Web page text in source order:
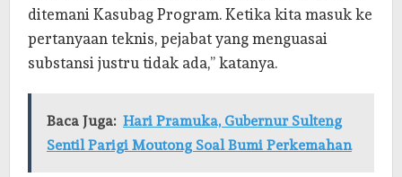
ditemani Kasubag Program. Ketika kita masuk ke
pertanyaan teknis, pejabat yang menguasai
substansi justru tidak ada,” katanya.
Baca Juga: Hari Pramuka, Gubernur Sulteng
Sentil Parigi Moutong Soal Bumi Perkemahan